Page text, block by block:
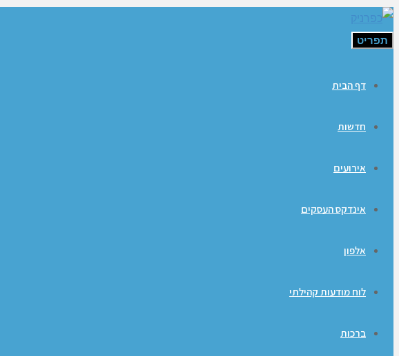
תפריט
דף הבית
חדשות
אירועים
אינדקס העסקים
אלפון
לוח מודעות קהילתי
ברכות